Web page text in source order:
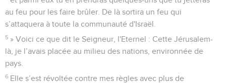
au feu pour les faire brûler. De là sortira un feu qui
s’attaquera à toute la communauté d'Israël.
5 » Voici ce que dit le Seigneur, l'Eternel : Cette Jérusalem-
là, je l’avais placée au milieu des nations, environnée de
pays.
6 Elle s’est révoltée contre mes règles avec plus de